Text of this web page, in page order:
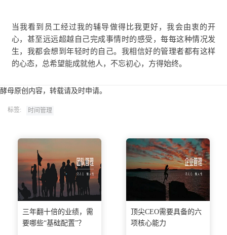
当我看到员工经过我的辅导做得比我更好，我会由衷的开
心，甚至远远超越自己完成事情时的感受，每每这种情况发
生，我都会想到年轻时的自己。我相信好的管理者都有这样
的心态，总希望能成就他人，不忘初心，方得始终。
酵母原创内容，转载请及时申请。
标签: 时间管理
三年翻十倍的业绩，需
要哪些“基础配置”？
顶尖CEO需要具备的六
项核心能力